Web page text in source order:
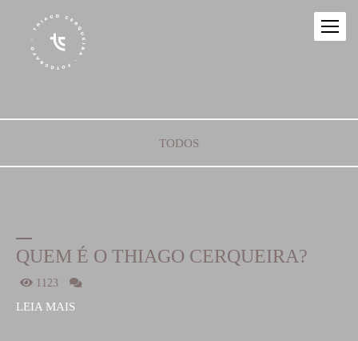
TODOS
QUEM É O THIAGO CERQUEIRA?
LEIA MAIS
1123